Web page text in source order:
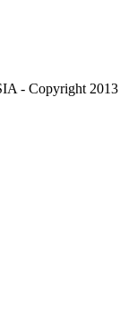
- Copyright 2013